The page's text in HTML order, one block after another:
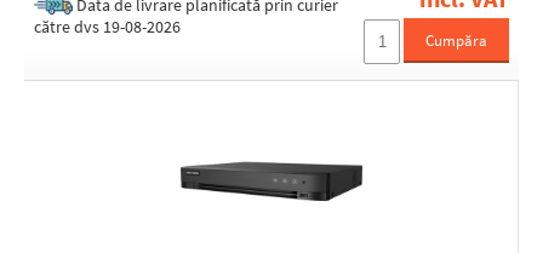
Data de livrare planificată prin curier
către dvs 19-08-2026
Cumpăra